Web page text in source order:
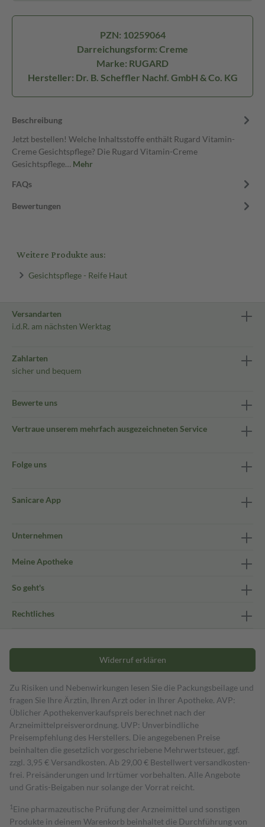
PZN: 10259064
Darreichungsform: Creme
Marke: RUGARD
Hersteller: Dr. B. Scheffler Nachf. GmbH & Co. KG
Beschreibung
Jetzt bestellen! Welche Inhaltsstoffe enthält Rugard Vitamin-
Creme Gesichtspflege? Die Rugard Vitamin-Creme
Gesichtspflege… Mehr
FAQs
Bewertungen
Weitere Produkte aus:
Gesichtspflege - Reife Haut
Versandarten
i.d.R. am nächsten Werktag
Zahlarten
sicher und bequem
Bewerte uns
Vertraue unserem mehrfach ausgezeichneten Service
Folge uns
Sanicare App
Unternehmen
Meine Apotheke
So geht's
Rechtliches
Widerruf erklären
Zu Risiken und Nebenwirkungen lesen Sie die Packungsbeilage und
fragen Sie Ihre Ärztin, Ihren Arzt oder in Ihrer Apotheke. AVP:
Üblicher Apothekenverkaufspreis berechnet nach der
Arzneimittelpreisverordnung. UVP: Unverbindliche
Preisempfehlung des Herstellers. Die angegebenen Preise
beinhalten die gesetzlich vorgeschriebene Mehrwertsteuer, ggf.
zzgl. 3,95 € Versandkosten. Ab 29,00 € Bestell­wert versand­kosten­
frei. Preisänderungen und Irrtümer vorbehalten. Alle Angebote
und Gratis-Beigaben nur solange der Vorrat reicht.
1 Eine pharmazeutische Prüfung der Arzneimittel und sonstigen
Produkte in deinem Warenkorb beinhaltet die Durchführung von